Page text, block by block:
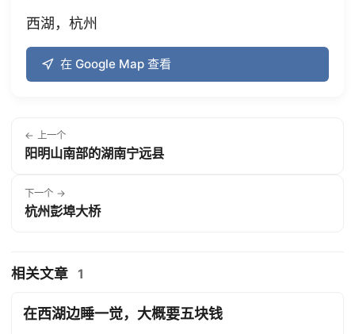
西湖，杭州
在 Google Map 查看
← 上一个
阳明山南部的湖南宁远县
下一个 →
杭州彭埠大桥
相关文章 1
在西湖边睡一觉，大概要五块钱